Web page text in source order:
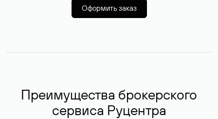
Оформить заказ
Преимущества брокерского
сервиса Руцентра